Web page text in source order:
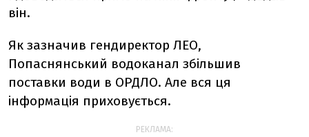
він.
Як зазначив гендиректор ЛЕО,
Попаснянський водоканал збільшив
поставки води в ОРДЛО. Але вся ця
інформація приховується.
РЕКЛАМА: